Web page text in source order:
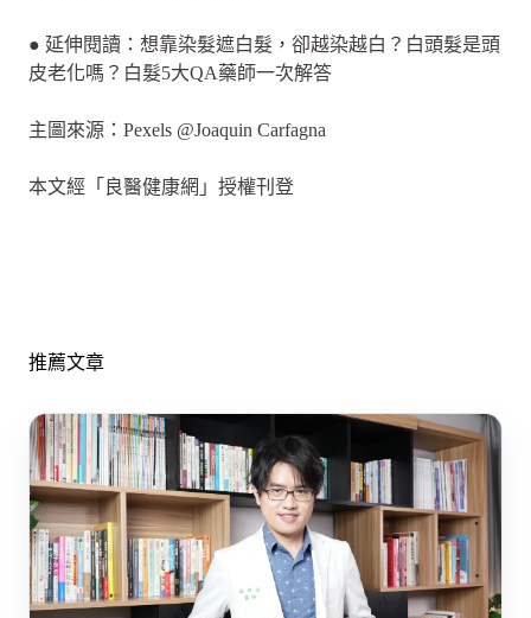
● 延伸閱讀：想靠染髮遮白髮，卻越染越白？白頭髮是頭
皮老化嗎？白髮5大QA藥師一次解答
主圖來源：Pexels @Joaquin Carfagna
本文經「良醫健康網」授權刊登
推薦文章